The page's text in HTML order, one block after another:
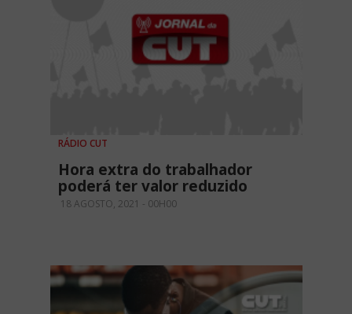
RÁDIO CUT
Hora extra do trabalhador
poderá ter valor reduzido
18 AGOSTO, 2021 - 00H00